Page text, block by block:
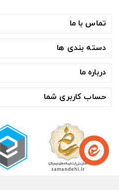
تماس با ما
دسته بندی ها
درباره ما
حساب کاربری شما